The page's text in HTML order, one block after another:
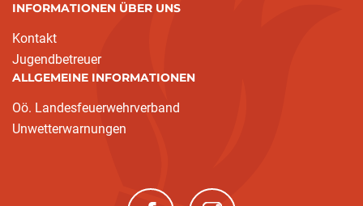
INFORMATIONEN ÜBER UNS
Kontakt
Jugendbetreuer
ALLGEMEINE INFORMATIONEN
Oö. Landesfeuerwehrverband
Unwetterwarnungen